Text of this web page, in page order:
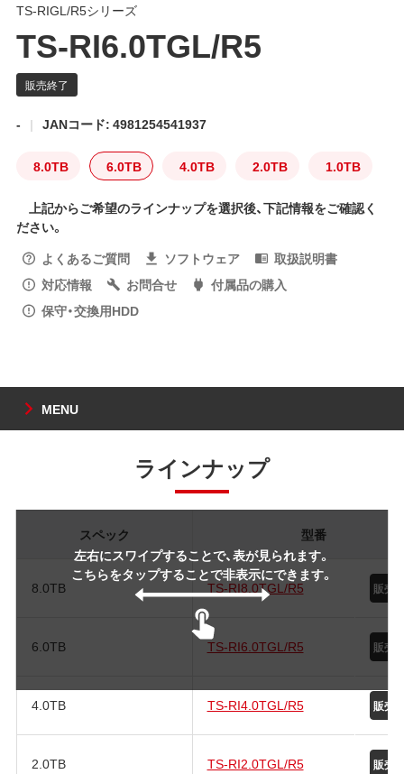
TS-RIGL/R5シリーズ
TS-RI6.0TGL/R5
- JANコード: 4981254541937
8.0TB 6.0TB 4.0TB 2.0TB 1.0TB
上記からご希望のラインナップを選択後、下記情報をご確認く
ださい。
よくあるご質問
ソフトウェア
取扱説明書
対応情報
お問合せ
付属品の購入
保守・交換用HDD
MENU
ラインナップ
左右にスワイプすることで、表が見られます。
こちらをタップすることで非表示にできます。
スペック 型番
8.0TB TS-RI8.0TGL/R5
6.0TB TS-RI6.0TGL/R5
4.0TB TS-RI4.0TGL/R5
2.0TB TS-RI2.0TGL/R5